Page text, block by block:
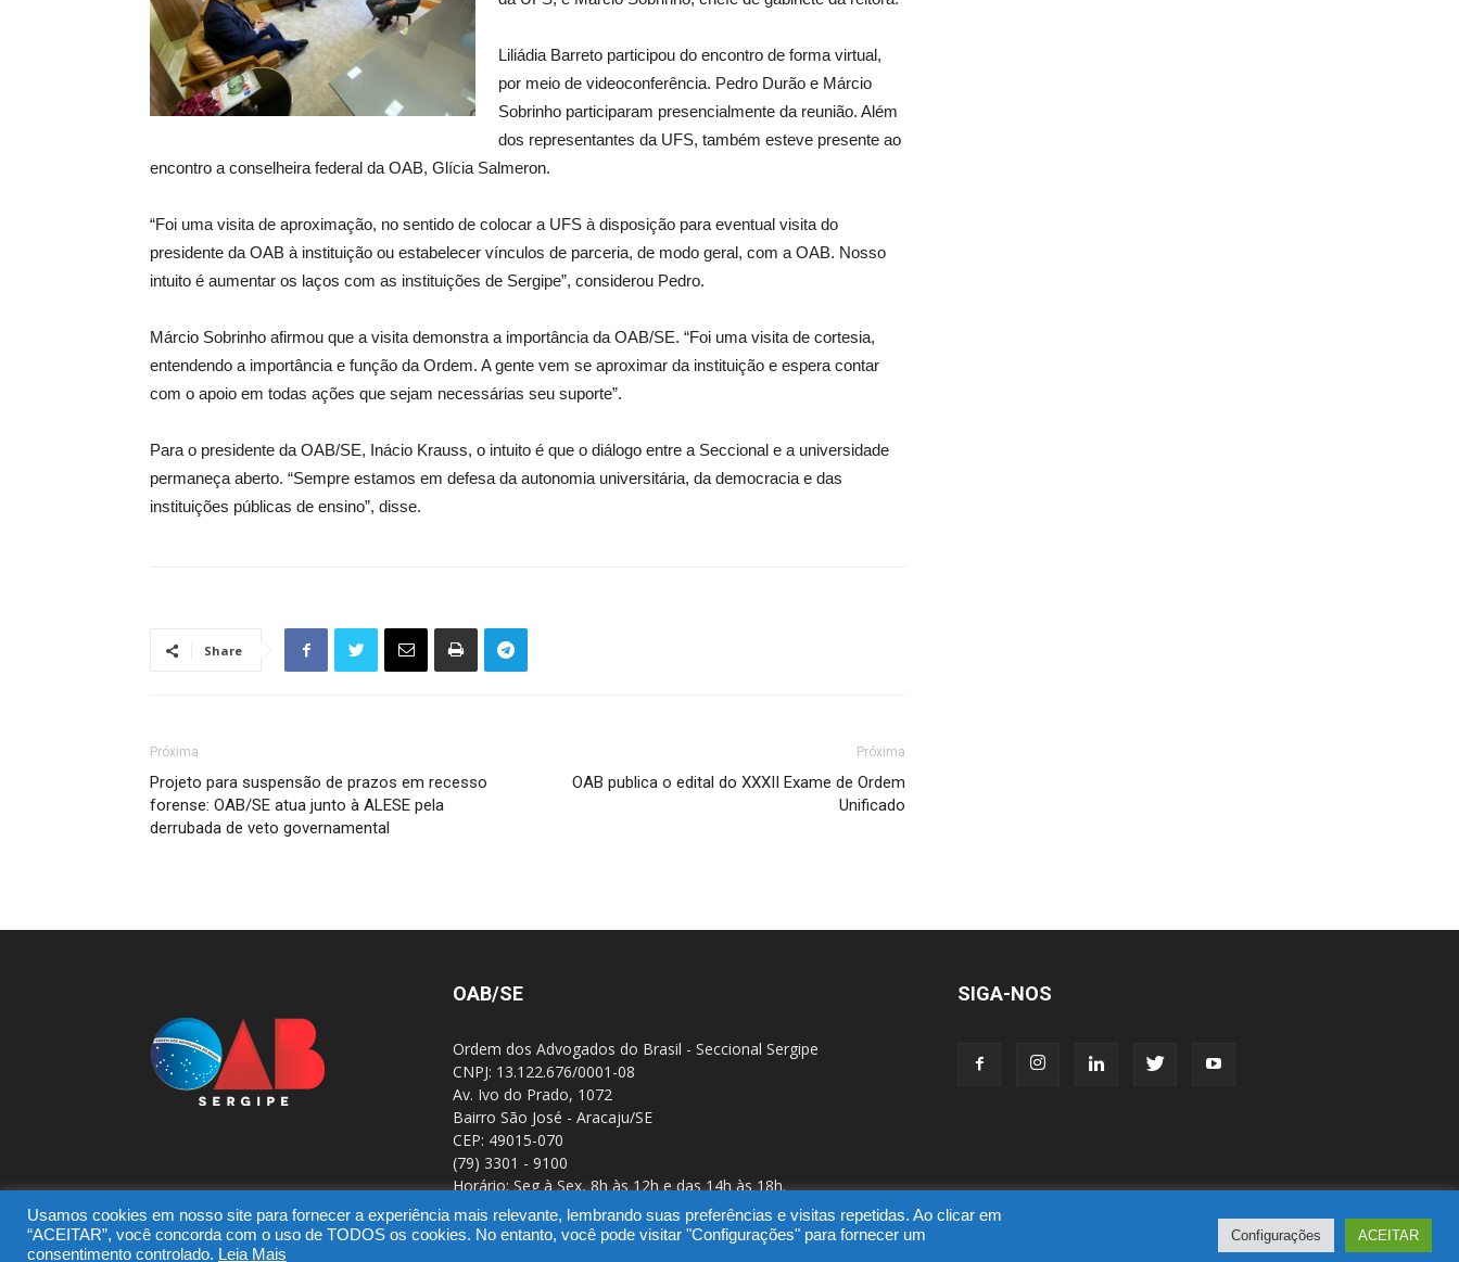
Liliádia Barreto participou do encontro de forma virtual,
por meio de videoconferência. Pedro Durão e Márcio
Sobrinho participaram presencialmente da reunião. Além
dos representantes da UFS, também esteve presente ao
encontro a conselheira federal da OAB, Glícia Salmeron.
“Foi uma visita de aproximação, no sentido de colocar a UFS à disposição para eventual visita do
presidente da OAB à instituição ou estabelecer vínculos de parceria, de modo geral, com a OAB. Nosso
intuito é aumentar os laços com as instituições de Sergipe”, considerou Pedro.
Márcio Sobrinho afirmou que a visita demonstra a importância da OAB/SE. “Foi uma visita de cortesia,
entendendo a importância e função da Ordem. A gente vem se aproximar da instituição e espera contar
com o apoio em todas ações que sejam necessárias seu suporte”.
Para o presidente da OAB/SE, Inácio Krauss, o intuito é que o diálogo entre a Seccional e a universidade
permaneça aberto. “Sempre estamos em defesa da autonomia universitária, da democracia e das
instituições públicas de ensino”, disse.
Share
Próxima
Projeto para suspensão de prazos em recesso
forense: OAB/SE atua junto à ALESE pela
derrubada de veto governamental
Próxima
OAB publica o edital do XXXII Exame de Ordem
Unificado
OAB/SE
Ordem dos Advogados do Brasil - Seccional Sergipe
CNPJ: 13.122.676/0001-08
Av. Ivo do Prado, 1072
Bairro São José - Aracaju/SE
CEP: 49015-070
(79) 3301 - 9100
Horário: Seg à Sex, 8h às 12h e das 14h às 18h.
SIGA-NOS
Usamos cookies em nosso site para fornecer a experiência mais relevante, lembrando suas preferências e visitas repetidas. Ao clicar em
“ACEITAR”, você concorda com o uso de TODOS os cookies. No entanto, você pode visitar "Configurações" para fornecer um
consentimento controlado. Leia Mais
Configurações ACEITAR